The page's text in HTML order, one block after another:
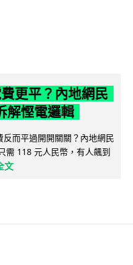
更平？內地網民
解慳電邏輯
而平過開開關關？內地網民
需 118 元人民幣，有人飆到
文